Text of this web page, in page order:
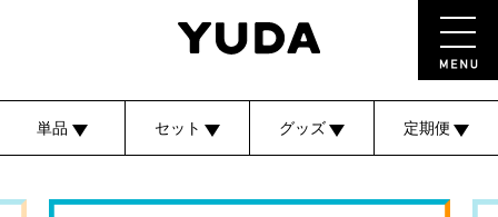
単品 セット グッズ 定期便